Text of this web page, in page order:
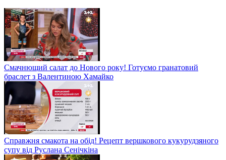
Смачнющий салат до Нового року! Готуємо гранатовий
браслет з Валентиною Хамайко
Справжня смакота на обід! Рецепт вершкового кукурудзяного
супу від Руслана Сенічкіна